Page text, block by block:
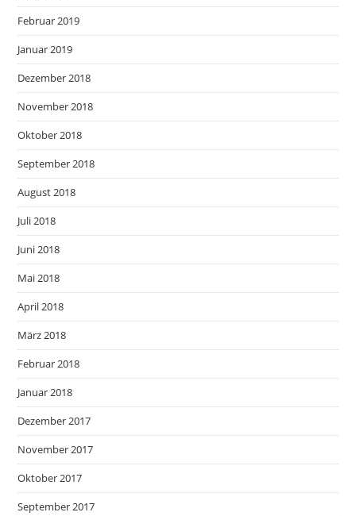
Februar 2019
Januar 2019
Dezember 2018
November 2018
Oktober 2018
September 2018
August 2018
Juli 2018
Juni 2018
Mai 2018
April 2018
März 2018
Februar 2018
Januar 2018
Dezember 2017
November 2017
Oktober 2017
September 2017